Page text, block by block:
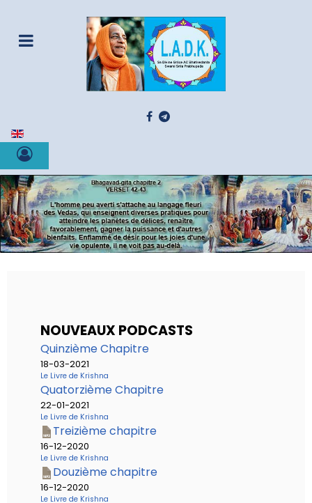
Sélectionnez votre langue
NOUVEAUX PODCASTS
Quinzième Chapitre
18-03-2021
Le Livre de Krishna
Quatorzième Chapitre
22-01-2021
Le Livre de Krishna
Treizième chapitre
16-12-2020
Le Livre de Krishna
Douzième chapitre
16-12-2020
Le Livre de Krishna